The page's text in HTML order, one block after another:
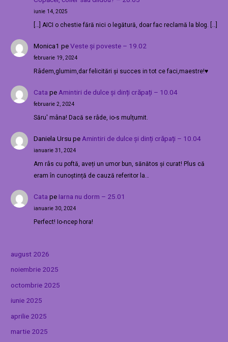
iunie 14, 2025
[…] AICI o chestie fără nici o legătură, doar fac reclamă la blog. […]
Monica1 peVeste și poveste – 19.02
februarie 19, 2024
Râdem,glumim,dar felicitări și succes in tot ce faci,maestre!♥️
Cata peAmintiri de dulce și dinți crăpați – 10.04
februarie 2, 2024
Săru' mâna! Dacă se râde, io-s mulțumit.
Daniela Ursu peAmintiri de dulce și dinți crăpați – 10.04
ianuarie 31, 2024
Am râs cu poftă, aveți un umor bun, sănătos și curat! Plus că
eram în cunoștință de cauză referitor la…
Cata pe Iarna nu dorm – 25.01
ianuarie 30, 2024
Perfect! Io-ncep hora!
august 2026
noiembrie 2025
octombrie 2025
iunie 2025
aprilie 2025
martie 2025